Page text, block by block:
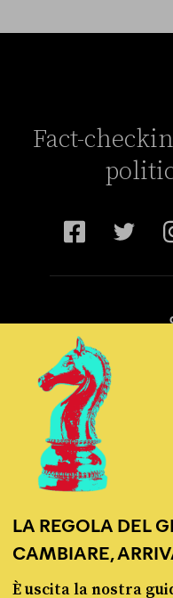
LA REGOLA DEL
CAMBIARE,
È uscita la nostra
Fact-